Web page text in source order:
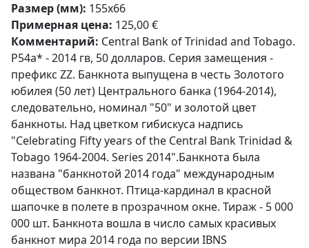
Размер (мм): 155x66
Примерная цена: 125,00 €
Комментарий: Central Bank of Trinidad and Tobago.
P54a* - 2014 гв, 50 долларов. Серия замещения -
префикс ZZ. Банкнота выпущена в честь Золотого
юбилея (50 лет) Центрального банка (1964-2014),
следовательно, номинал "50" и золотой цвет
банкноты. Над цветком гибискуса надпись
"Celebrating Fifty years of the Central Bank Trinidad &
Tobago 1964-2004. Series 2014".Банкнота была
названа "банкнотой 2014 года" международным
обществом банкнот. Птица-кардинал в красной
шапочке в полете в прозрачном окне. Тираж - 5 000
000 шт. Банкнота вошла в число самых красивых
банкнот мира 2014 года по версии IBNS